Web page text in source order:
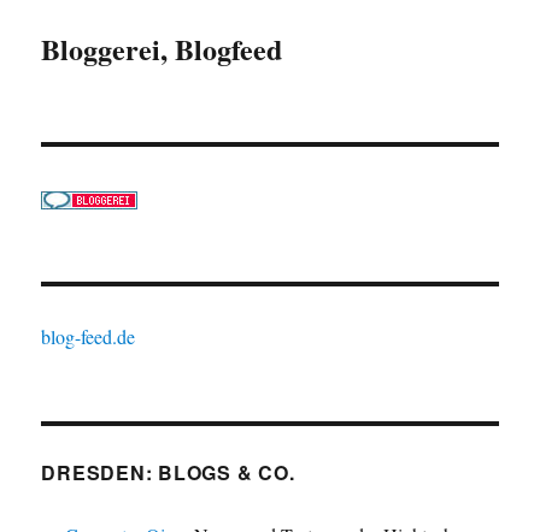
Bloggerei, Blogfeed
blog-feed.de
DRESDEN: BLOGS & CO.